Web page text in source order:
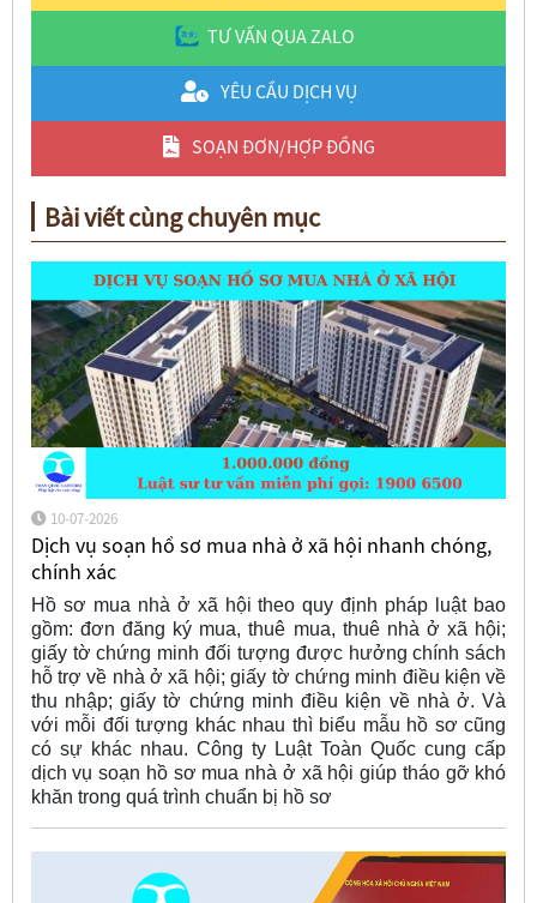
TƯ VẤN QUA ZALO
YÊU CẦU DỊCH VỤ
SOẠN ĐƠN/HỢP ĐỒNG
Bài viết cùng chuyên mục
10-07-2026
Dịch vụ soạn hồ sơ mua nhà ở xã hội nhanh chóng,
chính xác
Hồ sơ mua nhà ở xã hội theo quy định pháp luật bao
gồm: đơn đăng ký mua, thuê mua, thuê nhà ở xã hội;
giấy tờ chứng minh đối tượng được hưởng chính sách
hỗ trợ về nhà ở xã hội; giấy tờ chứng minh điều kiện về
thu nhập; giấy tờ chứng minh điều kiện về nhà ở. Và
với mỗi đối tượng khác nhau thì biểu mẫu hồ sơ cũng
có sự khác nhau. Công ty Luật Toàn Quốc cung cấp
dịch vụ soạn hồ sơ mua nhà ở xã hội giúp tháo gỡ khó
khăn trong quá trình chuẩn bị hồ sơ